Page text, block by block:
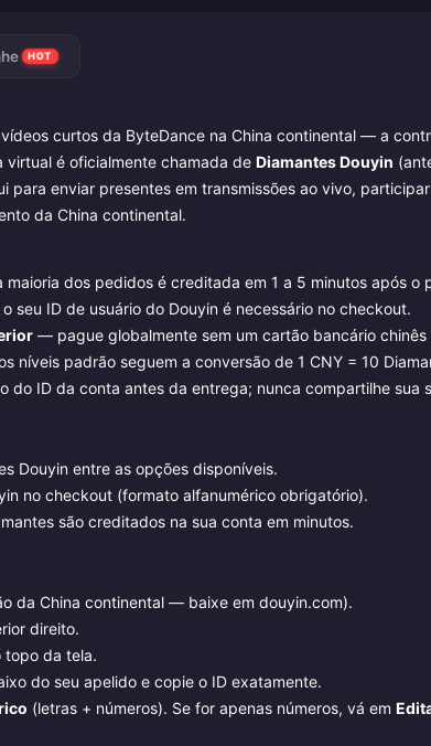
HOT
curtos da ByteDance na China continental — a
virtual é oficialmente chamada de Diamantes Douyin
para enviar presentes em transmissões ao vivo,
da China continental.
dos pedidos é creditada em 1 a 5 minutos após o
seu ID de usuário do Douyin é necessário no checkout.
— pague globalmente sem um cartão bancário chinês
níveis padrão seguem a conversão de 1 CNY = 10
do ID da conta antes da entrega; nunca compartilhe sua
Douyin entre as opções disponíveis.
no checkout (formato alfanumérico obrigatório).
são creditados na sua conta em minutos.
da China continental — baixe em douyin.com).
direito.
topo da tela.
do seu apelido e copie o ID exatamente.
(letras + números). Se for apenas números, vá em